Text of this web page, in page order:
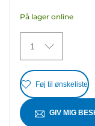
stjerner.
30
anmeldelser
På lager online
1
Føj til ønskeliste
GIV MIG